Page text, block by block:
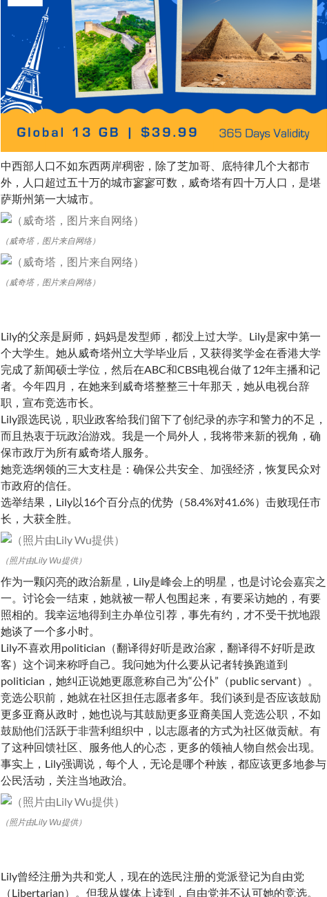
中西部人口不如东西两岸稠密，除了芝加哥、底特律几个大都市
外，人口超过五十万的城市寥寥可数，威奇塔有四十万人口，是堪
萨斯州第一大城市。
（威奇塔，图片来自网络）
（威奇塔，图片来自网络）
Lily的父亲是厨师，妈妈是发型师，都没上过大学。Lily是家中第一
个大学生。她从威奇塔州立大学毕业后，又获得奖学金在香港大学
完成了新闻硕士学位，然后在ABC和CBS电视台做了12年主播和记
者。今年四月，在她来到威奇塔整整三十年那天，她从电视台辞
职，宣布竞选市长。
Lily跟选民说，职业政客给我们留下了创纪录的赤字和警力的不足，
而且热衷于玩政治游戏。我是一个局外人，我将带来新的视角，确
保市政厅为所有威奇塔人服务。
她竞选纲领的三大支柱是：确保公共安全、加强经济，恢复民众对
市政府的信任。
选举结果，Lily以16个百分点的优势（58.4%对41.6%）击败现任市
长，大获全胜。
（照片由Lily Wu提供）
作为一颗闪亮的政治新星，Lily是峰会上的明星，也是讨论会嘉宾之
一。讨论会一结束，她就被一帮人包围起来，有要采访她的，有要
照相的。我幸运地得到主办单位引荐，事先有约，才不受干扰地跟
她谈了一个多小时。
Lily不喜欢用politician（翻译得好听是政治家，翻译得不好听是政
客）这个词来称呼自己。我问她为什么要从记者转换跑道到
politician，她纠正说她更愿意称自己为“公仆”（public servant）。
竞选公职前，她就在社区担任志愿者多年。我们谈到是否应该鼓励
更多亚裔从政时，她也说与其鼓励更多亚裔美国人竞选公职，不如
鼓励他们活跃于非营利组织中，以志愿者的方式为社区做贡献。有
了这种回馈社区、服务他人的心态，更多的领袖人物自然会出现。
事实上，Lily强调说，每个人，无论是哪个种族，都应该更多地参与
公民活动，关注当地政治。
（照片由Lily Wu提供）
Lily曾经注册为共和党人，现在的选民注册的党派登记为自由党
（Libertarian）。但我从媒体上读到，自由党并不认可她的竞选。